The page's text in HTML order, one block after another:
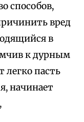
способов,
вред
в
к дурным
легко пасть
начинает